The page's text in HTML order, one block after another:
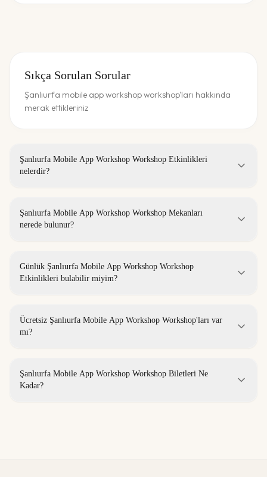
Sıkça Sorulan Sorular
Şanlıurfa mobile app workshop workshop'ları hakkında
merak ettikleriniz
Şanlıurfa Mobile App Workshop Workshop Etkinlikleri
nelerdir?
Şanlıurfa Mobile App Workshop Workshop Mekanları
nerede bulunur?
Günlük Şanlıurfa Mobile App Workshop Workshop
Etkinlikleri bulabilir miyim?
Ücretsiz Şanlıurfa Mobile App Workshop Workshop'ları var
mı?
Şanlıurfa Mobile App Workshop Workshop Biletleri Ne
Kadar?